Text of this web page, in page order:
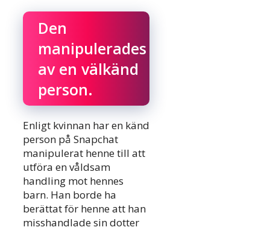
Den
manipulerades
av en välkänd
person.
Enligt kvinnan har en känd
person på Snapchat
manipulerat henne till att
utföra en våldsam
handling mot hennes
barn. Han borde ha
berättat för henne att han
misshandlade sin dotter